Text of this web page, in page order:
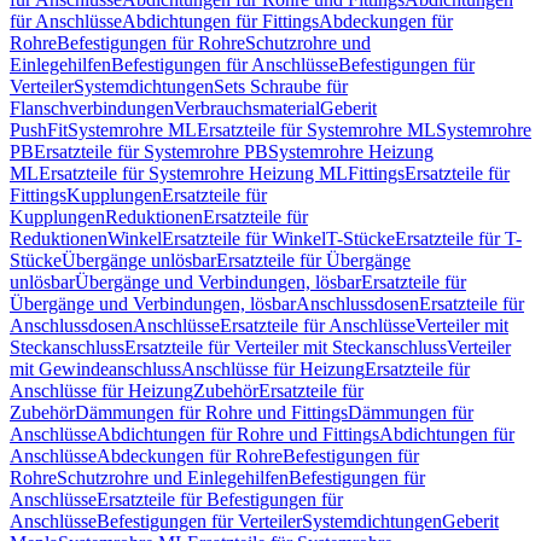
für AnschlüsseAbdichtungen für FittingsAbdeckungen für
RohreBefestigungen für RohreSchutzrohre und
EinlegehilfenBefestigungen für AnschlüsseBefestigungen für
VerteilerSystemdichtungenSets Schraube für
FlanschverbindungenVerbrauchsmaterialGeberit
PushFitSystemrohre MLErsatzteile für Systemrohre MLSystemrohre
PBErsatzteile für Systemrohre PBSystemrohre Heizung
MLErsatzteile für Systemrohre Heizung MLFittingsErsatzteile für
FittingsKupplungenErsatzteile für
KupplungenReduktionenErsatzteile für
ReduktionenWinkelErsatzteile für WinkelT-StückeErsatzteile für T-
StückeÜbergänge unlösbarErsatzteile für Übergänge
unlösbarÜbergänge und Verbindungen, lösbarErsatzteile für
Übergänge und Verbindungen, lösbarAnschlussdosenErsatzteile für
AnschlussdosenAnschlüsseErsatzteile für AnschlüsseVerteiler mit
SteckanschlussErsatzteile für Verteiler mit SteckanschlussVerteiler
mit GewindeanschlussAnschlüsse für HeizungErsatzteile für
Anschlüsse für HeizungZubehörErsatzteile für
ZubehörDämmungen für Rohre und FittingsDämmungen für
AnschlüsseAbdichtungen für Rohre und FittingsAbdichtungen für
AnschlüsseAbdeckungen für RohreBefestigungen für
RohreSchutzrohre und EinlegehilfenBefestigungen für
AnschlüsseErsatzteile für Befestigungen für
AnschlüsseBefestigungen für VerteilerSystemdichtungenGeberit